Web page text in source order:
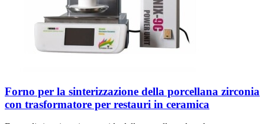
Forno per la sinterizzazione della porcellana zirconia
con trasformatore per restauri in ceramica